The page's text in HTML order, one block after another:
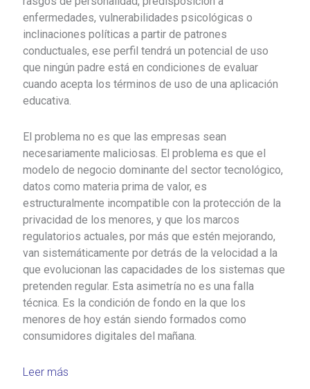
enfermedades, vulnerabilidades psicológicas o
inclinaciones políticas a partir de patrones
conductuales, ese perfil tendrá un potencial de uso
que ningún padre está en condiciones de evaluar
cuando acepta los términos de uso de una aplicación
educativa.
El problema no es que las empresas sean
necesariamente maliciosas. El problema es que el
modelo de negocio dominante del sector tecnológico,
datos como materia prima de valor, es
estructuralmente incompatible con la protección de la
privacidad de los menores, y que los marcos
regulatorios actuales, por más que estén mejorando,
van sistemáticamente por detrás de la velocidad a la
que evolucionan las capacidades de los sistemas que
pretenden regular. Esta asimetría no es una falla
técnica. Es la condición de fondo en la que los
menores de hoy están siendo formados como
consumidores digitales del mañana.
Leer más